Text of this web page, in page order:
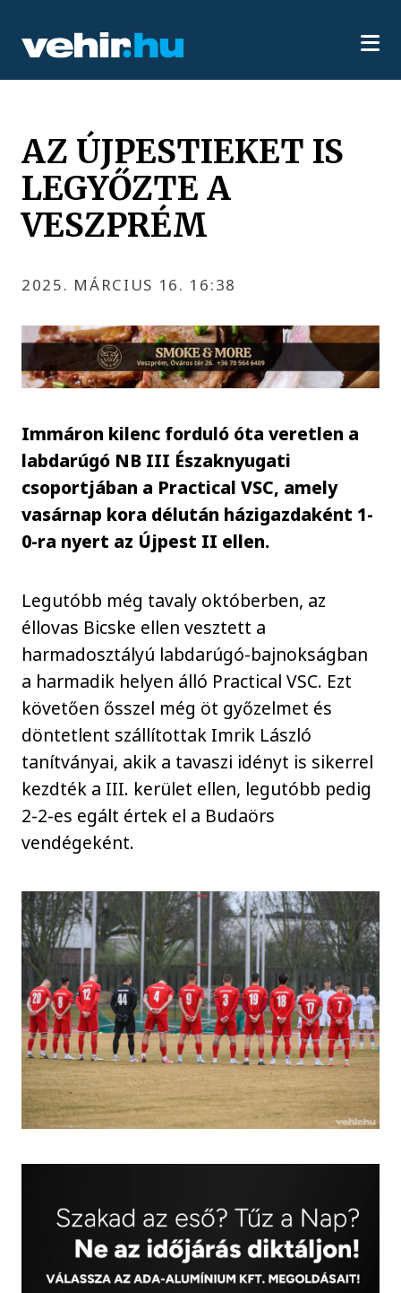
AZ ÚJPESTIEKET IS
LEGYŐZTE A
VESZPRÉM
2025. MÁRCIUS 16. 16:38
Immáron kilenc forduló óta veretlen a
labdarúgó NB III Északnyugati
csoportjában a Practical VSC, amely
vasárnap kora délután házigazdaként 1-
0-ra nyert az Újpest II ellen.
Legutóbb még tavaly októberben, az
éllovas Bicske ellen vesztett a
harmadosztályú labdarúgó-bajnokságban
a harmadik helyen álló Practical VSC. Ezt
követően ősszel még öt győzelmet és
döntetlent szállítottak Imrik László
tanítványai, akik a tavaszi idényt is sikerrel
kezdték a III. kerület ellen, legutóbb pedig
2-2-es egált értek el a Budaörs
vendégeként.